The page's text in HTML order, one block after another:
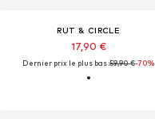
RUT & CIRCLE
17,90 €
Dernier prix le plus bas :59,90 €-70%